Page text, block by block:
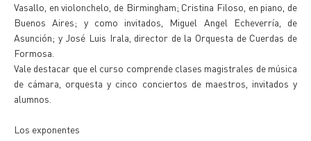
Vasallo, en violonchelo, de Birmingham; Cristina Filoso, en piano, de
Buenos Aires; y como invitados, Miguel Angel Echeverría, de
Asunción; y José Luis Irala, director de la Orquesta de Cuerdas de
Formosa.
Vale destacar que el curso comprende clases magistrales de música
de cámara, orquesta y cinco conciertos de maestros, invitados y
alumnos.
Los exponentes